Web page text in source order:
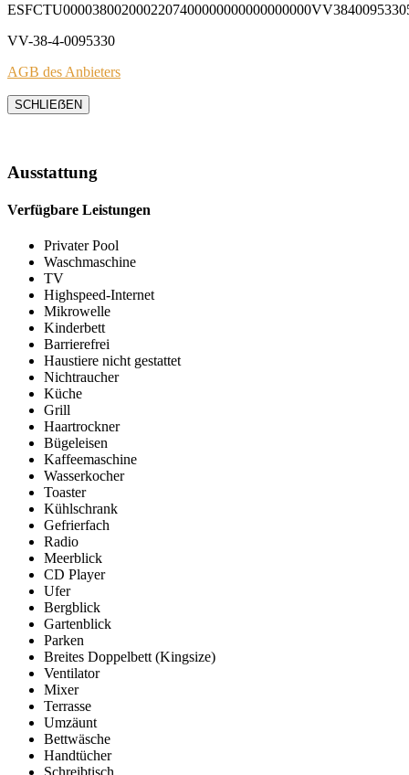
VV-38-4-0095330
AGB des Anbieters
SCHLIEẞEN
Ausstattung
Verfügbare Leistungen
Privater Pool
Waschmaschine
TV
Highspeed-Internet
Mikrowelle
Kinderbett
Barrierefrei
Haustiere nicht gestattet
Nichtraucher
Küche
Grill
Haartrockner
Bügeleisen
Kaffeemaschine
Wasserkocher
Toaster
Kühlschrank
Gefrierfach
Radio
Meerblick
CD Player
Ufer
Bergblick
Gartenblick
Parken
Breites Doppelbett (Kingsize)
Ventilator
Mixer
Terrasse
Umzäunt
Bettwäsche
Handtücher
Schreibtisch